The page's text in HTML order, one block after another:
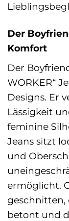
Der
Komfort
Der
WORKER“
Designs. Er
Lässigkeit
feminine
Jeans sitzt
und
ermöglicht.
geschnitten,
betont und